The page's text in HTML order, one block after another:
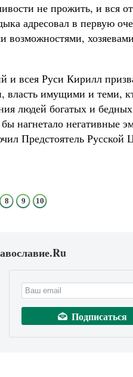
не прожить, и вся
адресовал в первую
возможностями,
и всея Руси Кирилл
власть имущими и теми,
людей богатых и
нагнетало негативные
Предстоятель Русской
8 9 10